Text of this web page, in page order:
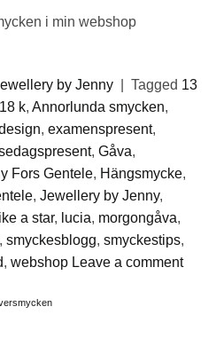
i min webshop
by Jenny Tagged 13
18 k, Annorlunda smycken,
, examenspresent,
, Gåva,
Fors Gentele, Hängsmycke,
, Jewellery by Jenny,
like a star, lucia, morgongåva,
, smyckesblogg, smyckestips,
, webshop Leave a comment